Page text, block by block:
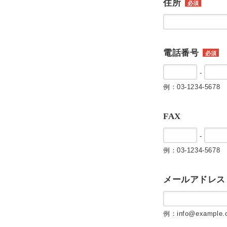
住所 必須
電話番号 必須
-
例：03-1234-5678
FAX
-
例：03-1234-5678
メールアドレス
例：